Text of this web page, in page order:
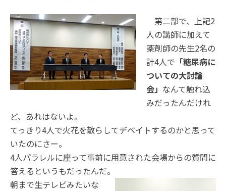
第二部で、上記2
人の講師に加えて
薬剤師の先生2名の
計4人で 「糖尿病に
ついての大討論
会」 なんて触れ込
みだったんだけれ
ど、あれはないよ。
てっきり4人で火花を散らしてデベイトするのかと思って
いたのにさー。
4人パラレルに座って事前に用意された会場からの質問に
答えるというもだったんだ。
朝まで生テレビみたいな